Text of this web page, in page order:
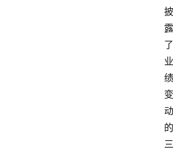
披
露
了
业
绩
变
动
的
三